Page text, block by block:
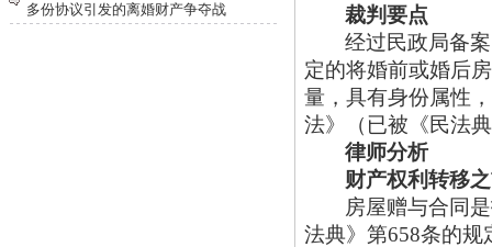
多份协议引发的离婚财产争夺战
裁判要点
经过民政局备
定的将婚前或婚后
量，具有身份属性
法》（已被《民法
律师分析
财产权利转移
房屋赠与合同
法典》第658条的规